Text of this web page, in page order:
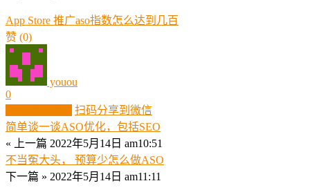
App Store 推广aso指数怎么达到几百
赞 (0)
youou
0
扫码分享到微信
简单谈一谈ASO优化，包括SEO
« 上一篇 2022年5月14日 am10:51
不当冤大头， 预算少怎么做ASO
下一篇 » 2022年5月14日 am11:11